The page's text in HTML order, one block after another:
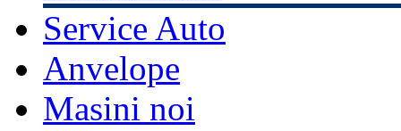
Service Auto
Anvelope
Masini noi